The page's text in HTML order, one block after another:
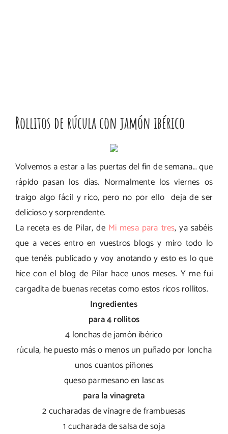
Rollitos de rúcula con jamón ibérico
Volvemos a estar a las puertas del fin de semana… que
rápido pasan los días. Normalmente los viernes os
traigo algo fácil y rico, pero no por ello deja de ser
delicioso y sorprendente.
La receta es de Pilar, de Mi mesa para tres, ya sabéis
que a veces entro en vuestros blogs y miro todo lo
que tenéis publicado y voy anotando y esto es lo que
hice con el blog de Pilar hace unos meses. Y me fui
cargadita de buenas recetas como estos ricos rollitos.
Ingredientes
para 4 rollitos
4 lonchas de jamón ibérico
rúcula, he puesto más o menos un puñado por loncha
unos cuantos piñones
queso parmesano en lascas
para la vinagreta
2 cucharadas de vinagre de frambuesas
1 cucharada de salsa de soja